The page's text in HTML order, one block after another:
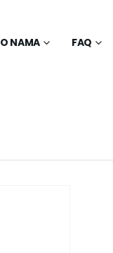
O NAMA FAQ